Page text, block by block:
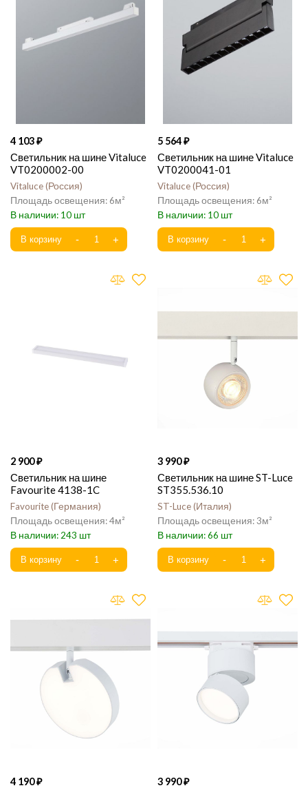
4 103
Светильник на шине Vitaluce
VT0200002-00
Vitaluce Россия
6
10
5 564
Светильник на шине Vitaluce
VT0200041-01
Vitaluce Россия
6
10
2 900
Светильник на шине
Favourite 4138-1C
Favourite Германия
4
243
3 990
Светильник на шине ST-Luce
ST355.536.10
ST-Luce Италия
3
66
4 190 3 990